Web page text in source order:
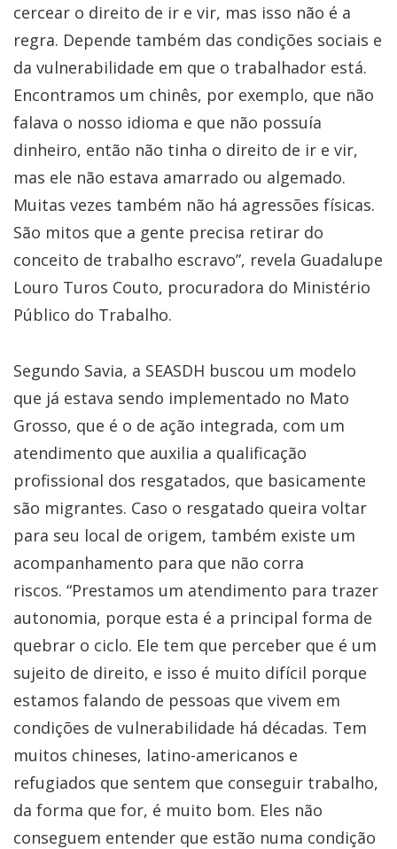
cercear o direito de ir e vir, mas isso não é a
regra. Depende também das condições sociais e
da vulnerabilidade em que o trabalhador está.
Encontramos um chinês, por exemplo, que não
falava o nosso idioma e que não possuía
dinheiro, então não tinha o direito de ir e vir,
mas ele não estava amarrado ou algemado.
Muitas vezes também não há agressões físicas.
São mitos que a gente precisa retirar do
conceito de trabalho escravo”, revela Guadalupe
Louro Turos Couto, procuradora do Ministério
Público do Trabalho.
Segundo Savia, a SEASDH buscou um modelo
que já estava sendo implementado no Mato
Grosso, que é o de ação integrada, com um
atendimento que auxilia a qualificação
profissional dos resgatados, que basicamente
são migrantes. Caso o resgatado queira voltar
para seu local de origem, também existe um
acompanhamento para que não corra
riscos. “Prestamos um atendimento para trazer
autonomia, porque esta é a principal forma de
quebrar o ciclo. Ele tem que perceber que é um
sujeito de direito, e isso é muito difícil porque
estamos falando de pessoas que vivem em
condições de vulnerabilidade há décadas. Tem
muitos chineses, latino-americanos e
refugiados que sentem que conseguir trabalho,
da forma que for, é muito bom. Eles não
conseguem entender que estão numa condição